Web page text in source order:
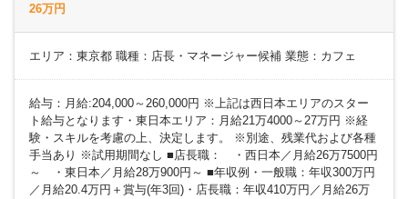
26万円
エリア：東京都 職種：店長・マネージャー候補 業態：カフェ
給与：月給:204,000～260,000円 ※上記は西日本エリアのスター
ト給与となります・東日本エリア：月給21万4000～27万円 ※経
験・スキルを考慮の上、決定します。 ※別途、残業代および各種
手当あり ※試用期間なし ■店長職： ・西日本／月給26万7500円
～ ・東日本／月給28万900円～ ■年収例・一般職：年収300万円
／月給20.4万円＋賞与(年3回)・店長職：年収410万円／月給26万